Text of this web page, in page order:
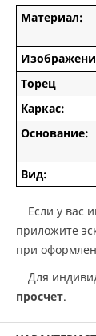
Материал:
Торец
Каркас:
Основание:
Вид:
Если у вас индивидуальный макет продукции-
приложите
при
Для
просчет.